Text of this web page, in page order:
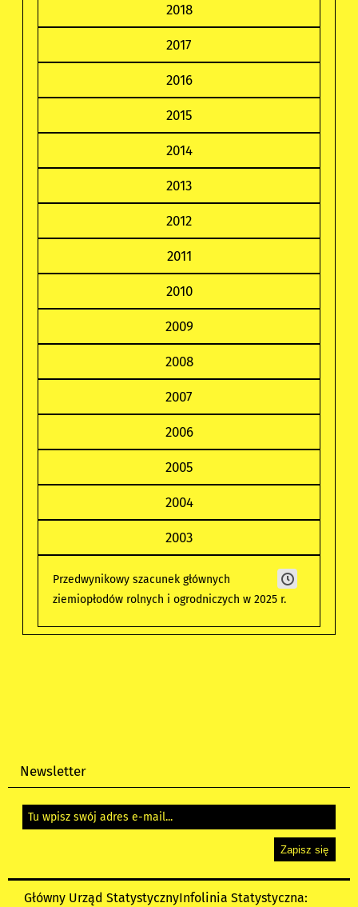
2018
2017
2016
2015
2014
2013
2012
2011
2010
2009
2008
2007
2006
2005
2004
2003
Przedwynikowy szacunek głównych
ziemiopłodów rolnych i ogrodniczych w 2025 r.
Newsletter
Główny Urząd StatystycznyInfolinia Statystyczna: